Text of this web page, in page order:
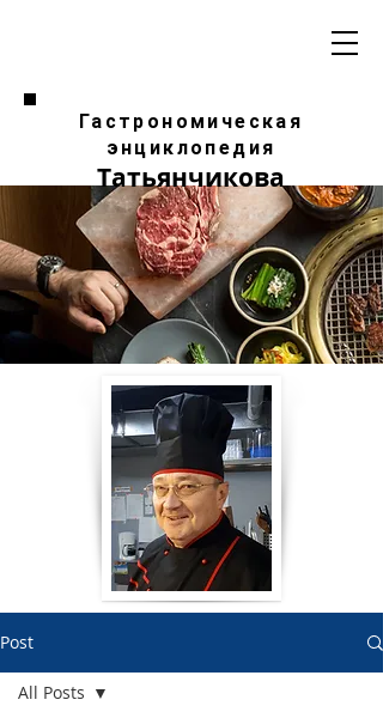
Гастрономическая
энциклопедия
Татьянчикова
Post
All Posts